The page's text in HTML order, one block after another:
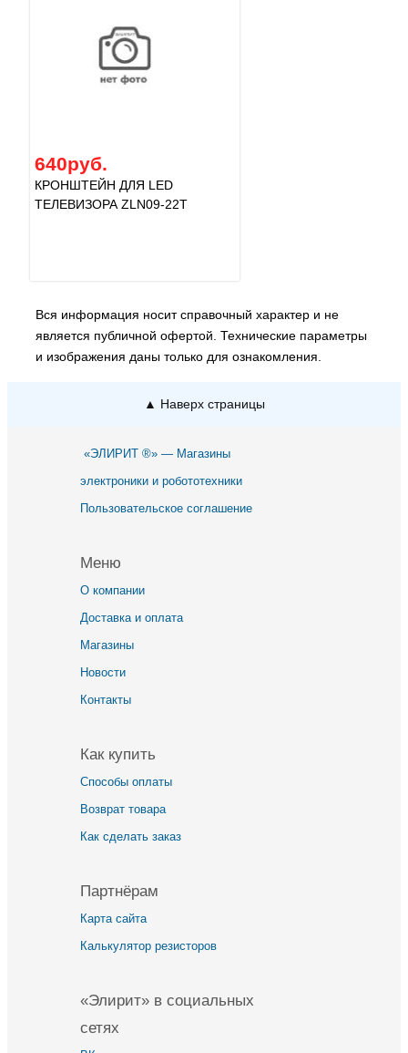
640руб.
КРОНШТЕЙН ДЛЯ LED
ТЕЛЕВИЗОРА ZLN09-22T
Вся информация носит справочный характер и не
является публичной офертой. Технические параметры
и изображения даны только для ознакомления.
▲ Наверх страницы
«ЭЛИРИТ ®» — Магазины
электроники и робототехники
Пользовательское соглашение
Меню
О компании
Доставка и оплата
Магазины
Новости
Контакты
Как купить
Способы оплаты
Возврат товара
Как сделать заказ
Партнёрам
Карта сайта
Калькулятор резисторов
«Элирит» в социальных
сетях